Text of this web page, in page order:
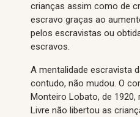
crianças assim como de
escravo graças ao
pelos escravistas ou
escravos.
A mentalidade escravista
contudo, não mudou. O
Monteiro Lobato, de 1920,
Livre não libertou as